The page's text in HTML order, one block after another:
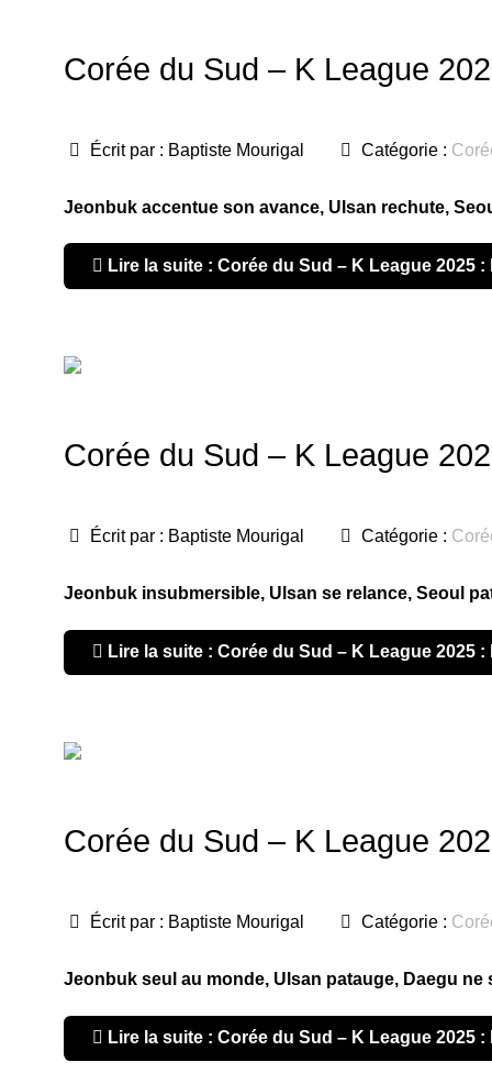
Corée du Sud – K League
Écrit par : Baptiste Mourigal Catégorie :
Jeonbuk accentue son avance, Ulsan rechute,
Lire la suite : Corée du Sud – K League 2025 :
Corée du Sud – K League
Écrit par : Baptiste Mourigal Catégorie :
Jeonbuk insubmersible, Ulsan se relance, Seoul
Lire la suite : Corée du Sud – K League 2025 :
Corée du Sud – K League
Écrit par : Baptiste Mourigal Catégorie :
Jeonbuk seul au monde, Ulsan patauge, Daegu
Lire la suite : Corée du Sud – K League 2025 :